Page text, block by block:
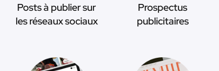
Posts à publier sur
les réseaux sociaux
Prospectus
publicitaires